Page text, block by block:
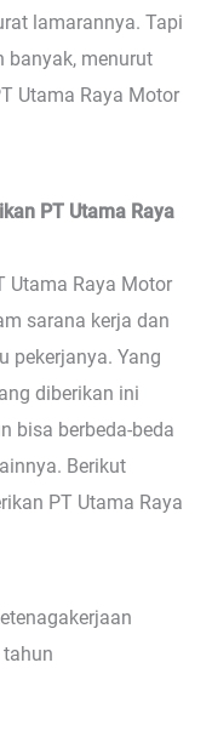
lamarannya. Tapi
banyak, menurut
Utama Raya Motor
PT Utama Raya
Utama Raya Motor
sarana kerja dan
pekerjanya. Yang
diberikan ini
bisa berbeda-beda
Berikut
PT Utama Raya
tahun